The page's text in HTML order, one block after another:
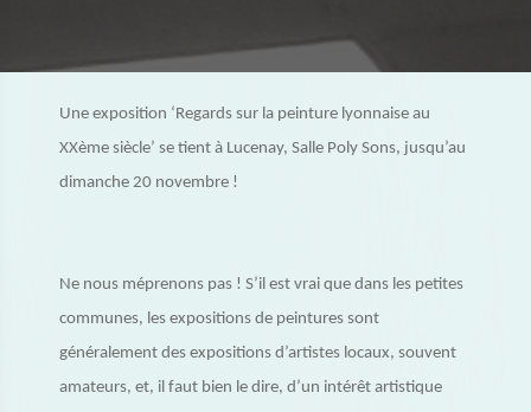
Une exposition ‘Regards sur la peinture lyonnaise au
XXème siècle’ se tient à Lucenay, Salle Poly Sons, jusqu’au
dimanche 20 novembre !
Ne nous méprenons pas ! S’il est vrai que dans les petites
communes, les expositions de peintures sont
généralement des expositions d’artistes locaux, souvent
amateurs, et, il faut bien le dire, d’un intérêt artistique